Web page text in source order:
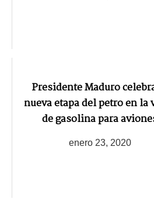
Presidente Maduro
nueva etapa del petro en la
de gasolina para
enero 23, 2020